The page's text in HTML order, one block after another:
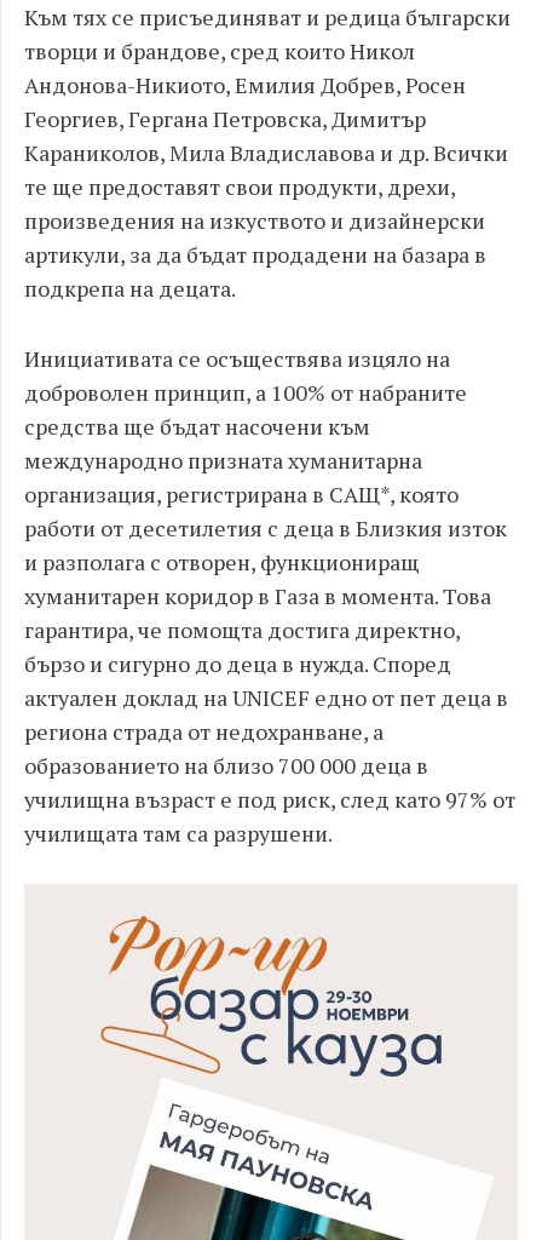
Към тях се присъединяват и редица български
творци и брандове, сред които Никол
Андонова-Никиото, Емилия Добрев, Росен
Георгиев, Гергана Петровска, Димитър
Караниколов, Мила Владиславова и др. Всички
те ще предоставят свои продукти, дрехи,
произведения на изкуството и дизайнерски
артикули, за да бъдат продадени на базара в
подкрепа на децата.
Инициативата се осъществява изцяло на
доброволен принцип, а 100% от набраните
средства ще бъдат насочени към
международно призната хуманитарна
организация, регистрирана в САЩ*, която
работи от десетилетия с деца в Близкия изток
и разполага с отворен, функциониращ
хуманитарен коридор в Газа в момента. Това
гарантира, че помощта достига директно,
бързо и сигурно до деца в нужда. Според
актуален доклад на UNICEF едно от пет деца в
региона страда от недохранване, а
образованието на близо 700 000 деца в
училищна възраст е под риск, след като 97% от
училищата там са разрушени.